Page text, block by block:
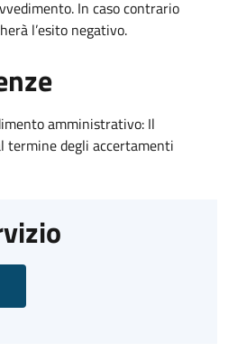
In caso contrario
l’esito negativo.
amministrativo: Il
termine degli accertamenti